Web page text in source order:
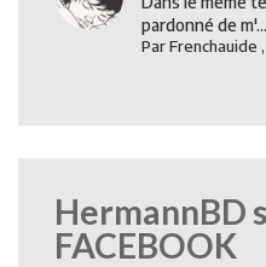
pardonné de m'...
ParFrenchauide
HermannBD
FACEBOOK